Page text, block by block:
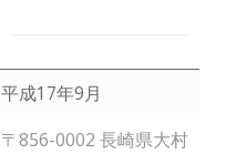
平成17年9月
〒856-0002 長崎県大村